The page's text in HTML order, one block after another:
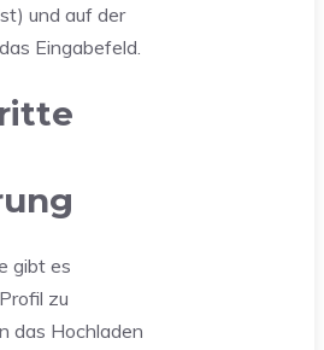
und auf der
Eingabefeld.
gibt es
zu
das Hochladen